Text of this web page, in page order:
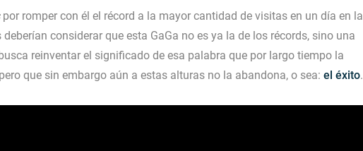
por romper con él el récord a la mayor cantidad de visitas en un día en la
considerar que esta GaGa no es ya la de los récords, sino una
reinventar el significado de esa palabra que por largo tiempo la
que sin embargo aún a estas alturas no la abandona, o sea: el éxito.